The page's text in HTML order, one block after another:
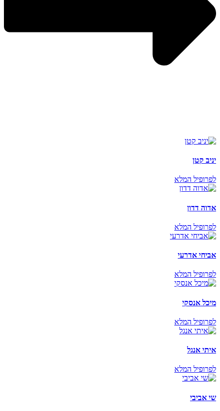
יניב קטן
לפרופיל המלא
אדוה דדון
לפרופיל המלא
אביחי אדרעי
לפרופיל המלא
מיכל אנסקי
לפרופיל המלא
איתי אנגל
לפרופיל המלא
שי אביבי